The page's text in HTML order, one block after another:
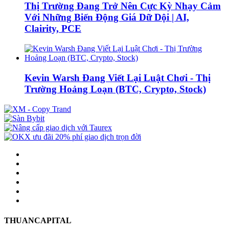
Thị Trường Đang Trở Nên Cực Kỳ Nhạy Cảm
Với Những Biến Động Giá Dữ Dội | AI,
Clairity, PCE
Kevin Warsh Đang Viết Lại Luật Chơi - Thị
Trường Hoảng Loạn (BTC, Crypto, Stock)
THUANCAPITAL